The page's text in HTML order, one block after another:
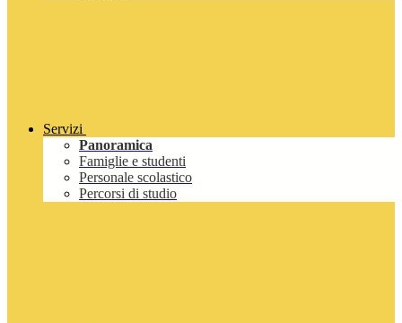
Servizi
Panoramica
Famiglie e studenti
Personale scolastico
Percorsi di studio